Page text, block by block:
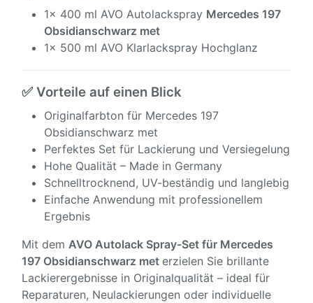
1x 400 ml AVO Autolackspray Mercedes 197
Obsidianschwarz met
1x 500 ml AVO Klarlackspray Hochglanz
✅ Vorteile auf einen Blick
Originalfarbton für Mercedes 197
Obsidianschwarz met
Perfektes Set für Lackierung und Versiegelung
Hohe Qualität – Made in Germany
Schnelltrocknend, UV-beständig und langlebig
Einfache Anwendung mit professionellem
Ergebnis
Mit dem AVO Autolack Spray-Set für Mercedes
197 Obsidianschwarz met erzielen Sie brillante
Lackierergebnisse in Originalqualität – ideal für
Reparaturen, Neulackierungen oder individuelle